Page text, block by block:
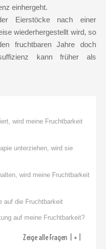
Wer sind wir?
Ihnen helfen?
einhergeht.
Eierstöcke nach einer
wiederhergestellt wird, so
fruchtbaren Jahre doch
kann früher als
wird meine Fruchtbarkeit
unterziehen, wird sie
wird meine Fruchtbarkeit
auf die Fruchtbarkeit
auf meine Fruchtbarkeit?
Zeige alle Fragen